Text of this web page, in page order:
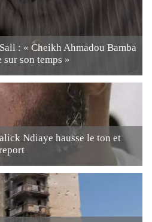
: « Cheikh Ahmadou Bamba
sur son temps »
Ndiaye hausse le ton et